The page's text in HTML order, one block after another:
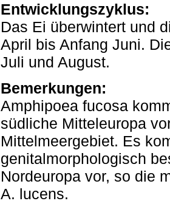
Entwicklungszyklus:
Das Ei überwintert und
April bis Anfang Juni.
Juli und August.
Bemerkungen:
Amphipoea fucosa
südliche Mitteleuropa
Mittelmeergebiet. Es
genitalmorphologisch
Nordeuropa vor, so die
A. lucens.